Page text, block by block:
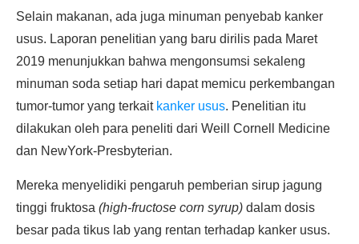
Selain makanan, ada juga minuman penyebab kanker
usus. Laporan penelitian yang baru dirilis pada Maret
2019 menunjukkan bahwa mengonsumsi sekaleng
minuman soda setiap hari dapat memicu perkembangan
tumor-tumor yang terkait kanker usus. Penelitian itu
dilakukan oleh para peneliti dari Weill Cornell Medicine
dan NewYork-Presbyterian.
Mereka menyelidiki pengaruh pemberian sirup jagung
tinggi fruktosa (high-fructose corn syrup) dalam dosis
besar pada tikus lab yang rentan terhadap kanker usus.